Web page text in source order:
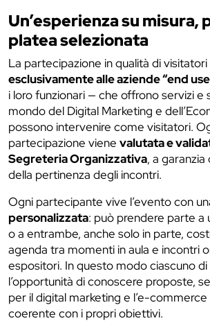
Un’esperienza su misura,
platea selezionata
La partecipazione in qualità di
esclusivamente alle aziende “end
i loro funzionari — che offrono servizi e
mondo del Digital Marketing e
possono intervenire come visitatori.
partecipazione viene valutata e
Segreteria Organizzativa, a garanzia
della pertinenza degli incontri.
Ogni partecipante vive l’evento con
personalizzata: può prendere parte a
o a entrambe, anche solo in parte,
agenda tra momenti in aula e incontri
espositori. In questo modo ciascuno di
l’opportunità di conoscere proposte,
per il digital marketing e l’e-
coerente con i propri obiettivi.